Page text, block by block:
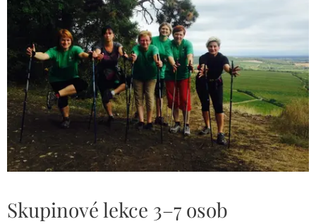
Skupinové lekce 3–7 osob